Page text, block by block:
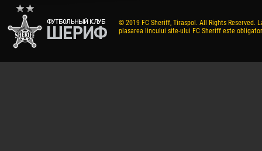
© 2019 FC Sheriff, Tiraspol. All Rights
plasarea lincului site-ului FC Sheriff este